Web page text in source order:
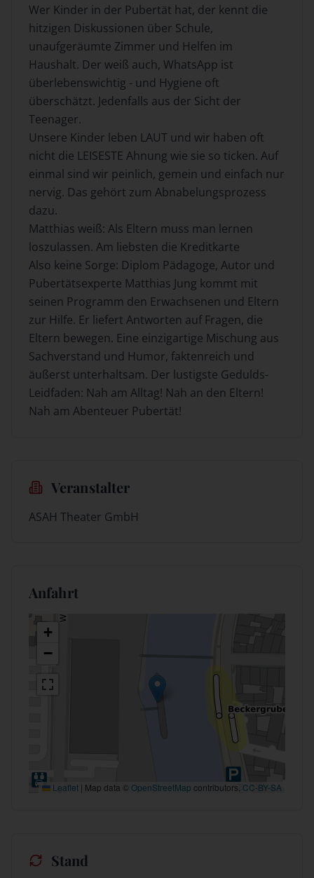
Wer Kinder in der Pubertät hat, der kennt die
hitzigen Diskussionen über Schule,
unaufgeräumte Zimmer und Helfen im
Haushalt. Der weiß auch, WhatsApp ist
überlebenswichtig - und Hygiene oft
überschätzt. Jedenfalls aus der Sicht der
Teenager.
Unsere Kinder leben LAUT und wir haben oft
nicht die LEISESTE Ahnung wie sie so ticken. Auf
einmal sind wir peinlich, gemein und einfach nur
nervig. Das gehört zum Abnabelungsprozess
dazu.
Matthias weiß: Als Eltern muss man lernen
loszulassen. Am liebsten die Kreditkarte
Also keine Sorge: Diplom Pädagoge, Autor und
Pubertätsexperte Matthias Jung kommt mit
seinen Programm den Erwachsenen und Eltern
zur Hilfe. Er liefert Antworten auf Fragen, die
Eltern bewegen. Eine einzigartige Mischung aus
Sachverstand und Humor, faktenreich und
äußerst unterhaltsam. Der lustigste Gedulds-
Leidfaden: Nah am Alltag! Nah an den Eltern!
Nah am Abenteuer Pubertät!
Veranstalter
ASAH Theater GmbH
Anfahrt
+
−
Leaflet | Map data © OpenStreetMap contributors, CC-BY-SA
Stand